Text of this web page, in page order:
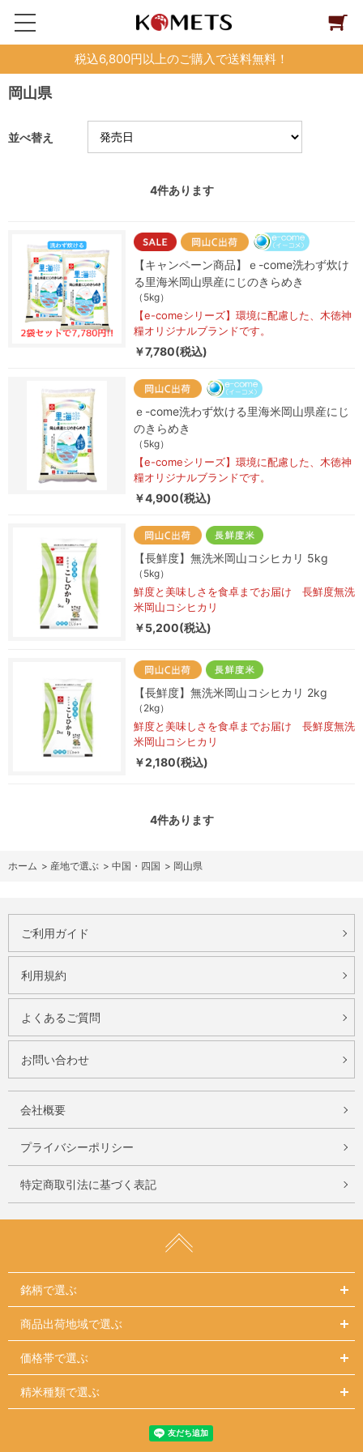
税込6,800円以上のご購入で送料無料！
岡山県
並べ替え
4件あります
【キャンペーン商品】ｅ-come洗わず炊け
る里海米岡山県産にじのきらめき
（5kg）
【e-comeシリーズ】環境に配慮した、木徳神
糧オリジナルブランドです。
￥7,780(税込)
ｅ-come洗わず炊ける里海米岡山県産にじ
のきらめき
（5kg）
【e-comeシリーズ】環境に配慮した、木徳神
糧オリジナルブランドです。
￥4,900(税込)
【長鮮度】無洗米岡山コシヒカリ 5kg
（5kg）
鮮度と美味しさを食卓までお届け 長鮮度無洗
米岡山コシヒカリ
￥5,200(税込)
【長鮮度】無洗米岡山コシヒカリ 2kg
（2kg）
鮮度と美味しさを食卓までお届け 長鮮度無洗
米岡山コシヒカリ
￥2,180(税込)
4件あります
ホーム > 産地で選ぶ > 中国・四国 > 岡山県
ご利用ガイド
利用規約
よくあるご質問
お問い合わせ
会社概要
プライバシーポリシー
特定商取引法に基づく表記
銘柄で選ぶ
商品出荷地域で選ぶ
価格帯で選ぶ
精米種類で選ぶ